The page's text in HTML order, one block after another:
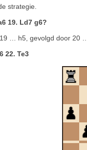
strategie.
19. Ld7 g6?
… h5, gevolgd door 20
22. Te3